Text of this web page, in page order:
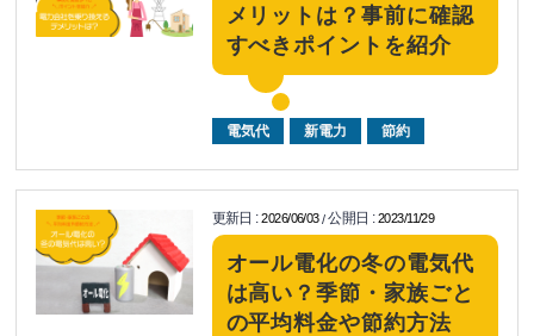
メリットは？事前に確認
すべきポイントを紹介
電気代 新電力 節約
更新日 :2026/06/03/公開日 :2023/11/29
オール電化の冬の電気代
は高い？季節・家族ごと
の平均料金や節約方法